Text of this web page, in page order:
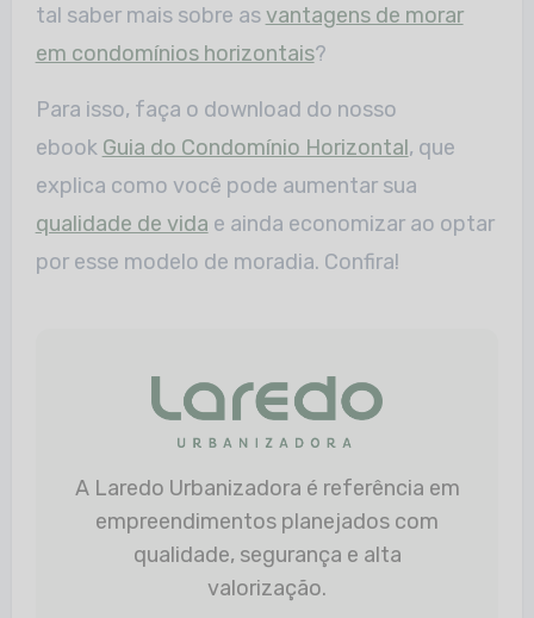
tal saber mais sobre asvantagens de morar
em condomínios horizontais?
Para isso, faça o download do nosso
ebook Guia do Condomínio Horizontal, que
explica como você pode aumentar sua
qualidade de vida e ainda economizar ao optar
por esse modelo de moradia. Confira!
A Laredo Urbanizadora é referência em
empreendimentos planejados com
qualidade, segurança e alta
valorização.